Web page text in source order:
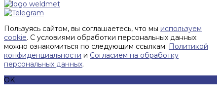
Пользуясь сайтом, вы соглашаетесь, что мы используем
cookie. С условиями обработки персональных данных
можно ознакомиться по следующим ссылкам: Политикой
конфиденциальности и Согласием на обработку
персональных данных.
OK